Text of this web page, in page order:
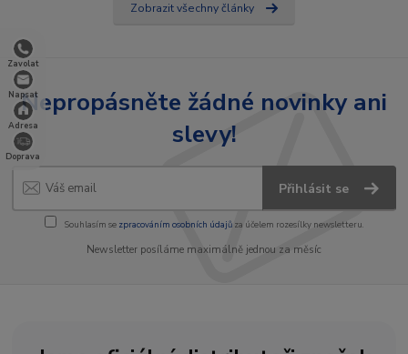
Zavolat
Napsat
Adresa
Doprava
Zobrazit všechny články
Nepropásněte žádné novinky ani
slevy!
Přihlásit se
Souhlasím se zpracováním osobních údajůza účelem rozesílky newsletteru.
Newsletter posíláme maximálně jednou za měsíc